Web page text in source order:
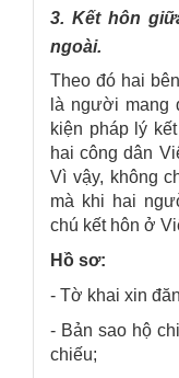
3. Kết hôn
ngoài.
Theo đó hai
là người mang
kiện pháp lý
hai công dân
Vì vậy, không
mà khi hai
chú kết hôn ở
Hồ sơ:
- Tờ khai xin
- Bản sao hộ
chiếu;